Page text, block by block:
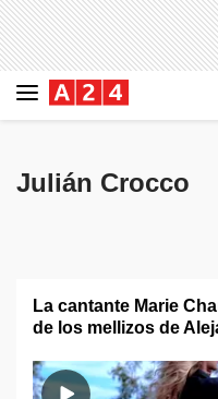
Julián Crocco
La cantante Marie
de los mellizos de